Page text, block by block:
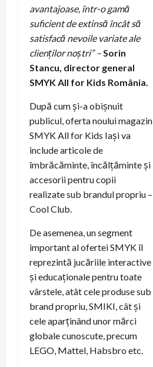
avantajoase, într-o gamă
suficient de extinsă încât să
satisfacă nevoile variate ale
clienților noștri” –Sorin
Stancu, director general
SMYK All for Kids România.
După cum și-a obișnuit
publicul, oferta noului magazin
SMYK All for Kids Iași va
include articole de
îmbrăcăminte, încălțăminte și
accesorii pentru copii
realizate sub brandul propriu –
Cool Club.
De asemenea, un segment
important al ofertei SMYK îl
reprezintă jucăriile interactive
și educaționale pentru toate
vârstele, atât cele produse sub
brand propriu, SMIKI, cât și
cele aparținând unor mărci
globale cunoscute, precum
LEGO, Mattel, Habsbro etc.